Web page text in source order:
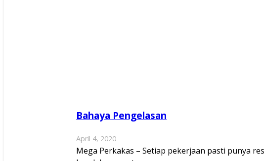
Bahaya Pengelasan
April 4, 2020
Mega Perkakas – Setiap pekerjaan pasti punya